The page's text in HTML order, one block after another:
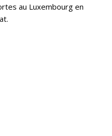
au Luxembourg en